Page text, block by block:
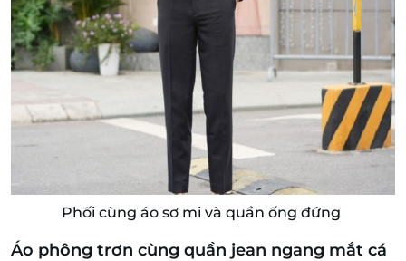
Phối cùng áo sơ mi và quần ống đứng
Áo phông trơn cùng quần jean ngang mắt cá